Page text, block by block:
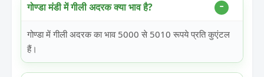
गोण्डा मंडी में गीली अदरक क्या भाव है?
गोण्डा में गीली अदरक का भाव 5000 से 5010 रूपये प्रति कुएंटल
हैं।